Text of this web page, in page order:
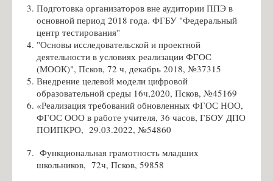
Денисевич Т.А. - учитель английского и немецкого языка
Список учителей МБОУ СОШ №18
Волкова Н.О. - учитель музыки
Иванова Е.Ф. - учитель музыки
Семенова И.В. - библиотекарь
Амосёнок Н.Л. - учитель математики
Михеенкова М.И. - учитель начальных классов
Карпёнкова А.Ю. - учитель начальных классов
Петрова С.И. - учитель русского языка и литературы
Подготовка организаторов вне аудитории ППЭ в
основной период 2018 года. ФГБУ "Федеральный
центр тестирования"
"Основы исследовательской и проектной
деятельности в условиях реализации ФГОС
(МООК)", Псков, 72 ч, декабрь 2018, №37315
Внедрение целевой модели цифровой
образовательной среды 16ч,2020, Псков, №45169
«Реализация требований обновленных ФГОС НОО,
ФГОС ООО в работе учителя, 36 часов, ГБОУ ДПО
ПОИПКРО, 29.03.2022, №54860
Функциональная грамотность младших
школьников, 72ч, Псков, 59858